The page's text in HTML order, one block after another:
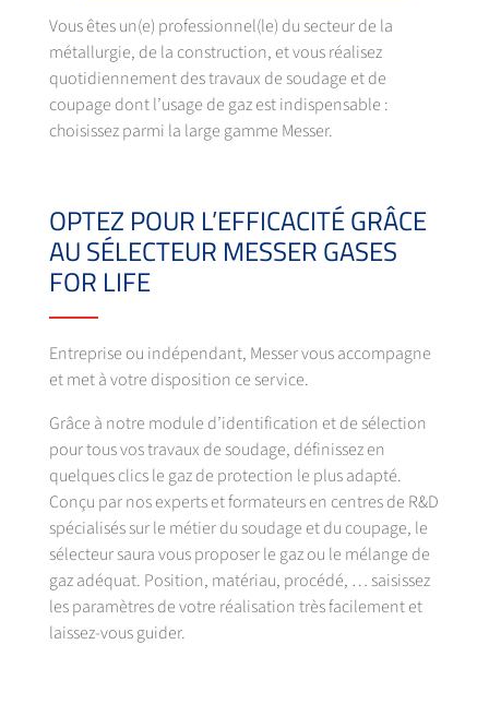
Vous êtes un(e) professionnel(le) du secteur de la
métallurgie, de la construction, et vous réalisez
quotidiennement des travaux de soudage et de
coupage dont l’usage de gaz est indispensable :
choisissez parmi la large gamme Messer.
OPTEZ POUR L’EFFICACITÉ GRÂCE
AU SÉLECTEUR MESSER GASES
FOR LIFE
Entreprise ou indépendant, Messer vous accompagne
et met à votre disposition ce service.
Grâce à notre module d’identification et de sélection
pour tous vos travaux de soudage, définissez en
quelques clics le gaz de protection le plus adapté.
Conçu par nos experts et formateurs en centres de R&D
spécialisés sur le métier du soudage et du coupage, le
sélecteur saura vous proposer le gaz ou le mélange de
gaz adéquat. Position, matériau, procédé, … saisissez
les paramètres de votre réalisation très facilement et
laissez-vous guider.